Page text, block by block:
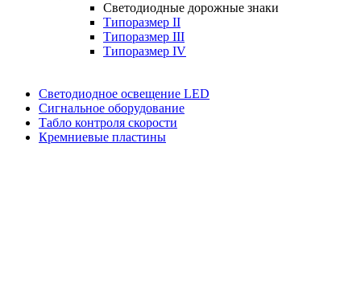
Светодиодные дорожные знаки
Типоразмер II
Типоразмер III
Типоразмер IV
Светодиодное освещение LED
Сигнальное оборудование
Табло контроля скорости
Кремниевые пластины